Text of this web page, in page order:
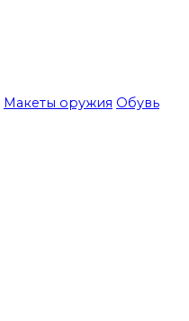
Макеты оружия Обувь